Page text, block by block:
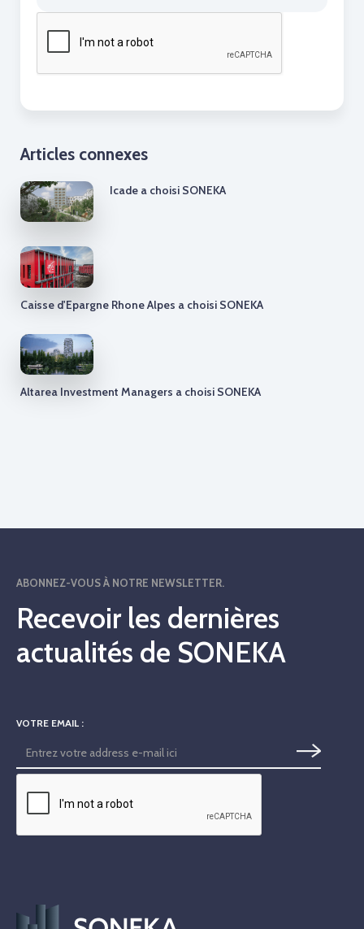
Articles connexes
Icade a choisi SONEKA
Caisse d'Epargne Rhone Alpes a choisi SONEKA
Altarea Investment Managers a choisi SONEKA
ABONNEZ-VOUS À NOTRE NEWSLETTER.
Recevoir les dernières
actualités de SONEKA
VOTRE EMAIL :